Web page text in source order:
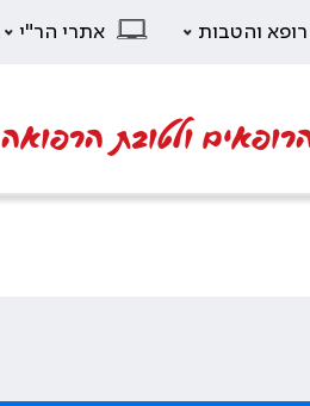
והטבות אתרי הר"י
ולטובת הרפואה